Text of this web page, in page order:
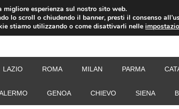
LAZIO ROMA MILAN PARMA
GENOA CHIEVO SIENA
esperienza sul nostro sito web.
lo scroll o chiudendo il banner, presti il consenso
stiamo utilizzando o come disattivarli nelle